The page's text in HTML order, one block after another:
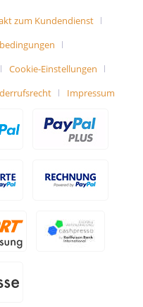
zum Kundendienst
Cookie-Einstellungen
Impressum